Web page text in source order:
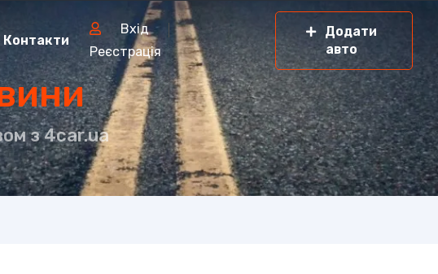
Контакти
Вхід
Реєстрація
Додати
авто
з 4car.ua